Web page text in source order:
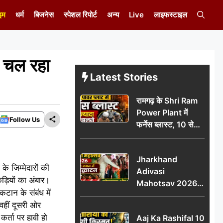
धर्म बिजनेस स्पेशल रिपोर्ट अन्य Live लाइफस्टाइल
रहा
Follow Us
जिम्मेदारों की
का अंबार।
कटान के संबंध में
दूसरी ओर
पर हावी हो
Latest Stories
रामगढ़ के Shri Ram
Power Plant में
फर्नेस ब्लास्ट, 10 से
ज्यादा मजदूर झुलसे; दो
Jharkhand
Adivasi
Mahotsav 2026
का नगर भवन में भव्य
पारंपरिक प्रस्तुतियों ने
Aaj Ka Rashifal 10